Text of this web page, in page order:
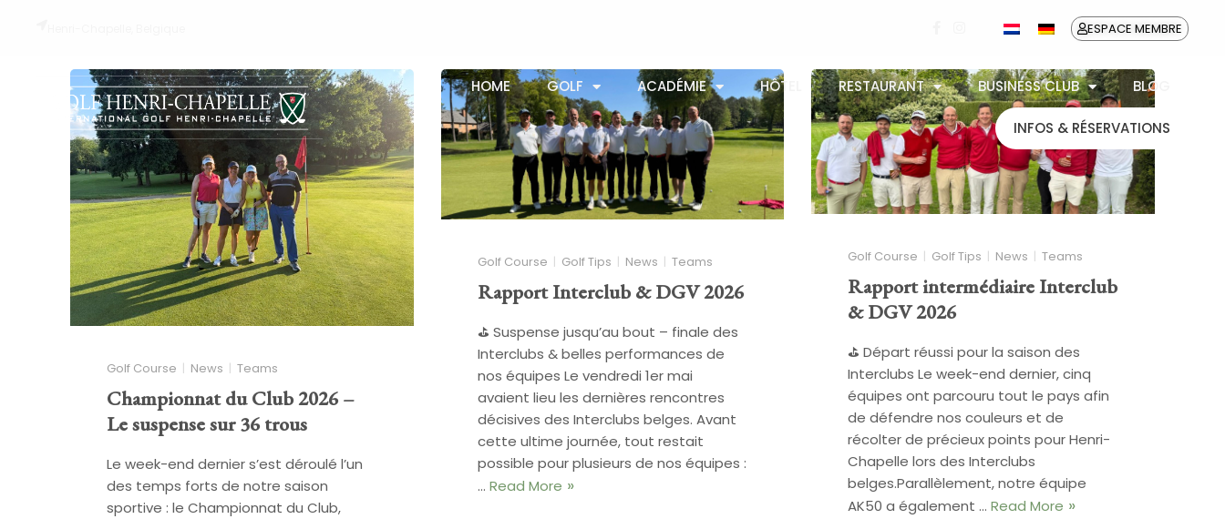
ESPACE MEMBRE
HOME GOLF ACADÉMIE HÔTEL RESTAURANT BUSINESS CLUB BLOG
INFOS & RÉSERVATIONS
Golf Course News Teams
Championnat du Club 2026 –
Le suspense sur 36 trous
Le week-end dernier s’est déroulé l’un
des temps forts de notre saison
sportive : le Championnat du Club,
Golf Course Golf Tips News Teams
Rapport Interclub & DGV 2026
⛳ Suspense jusqu’au bout – finale des
Interclubs & belles performances de
nos équipes Le vendredi 1er mai
avaient lieu les dernières rencontres
décisives des Interclubs belges. Avant
cette ultime journée, tout restait
possible pour plusieurs de nos équipes :
… Read More
Golf Course Golf Tips News Teams
Rapport intermédiaire Interclub
& DGV 2026
⛳ Départ réussi pour la saison des
Interclubs Le week-end dernier, cinq
équipes ont parcouru tout le pays afin
de défendre nos couleurs et de
récolter de précieux points pour Henri-
Chapelle lors des Interclubs
belges.Parallèlement, notre équipe
AK50 a également …Read More